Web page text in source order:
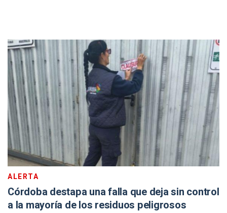
ALERTA
Córdoba destapa una falla que deja sin control
a la mayoría de los residuos peligrosos